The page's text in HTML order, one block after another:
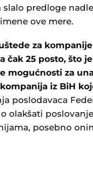
predloge
ove mere.
za
čak 25 posto, što
mogućnosti za
iz BiH
poslodavaca
olakšati poslovanje
posebno